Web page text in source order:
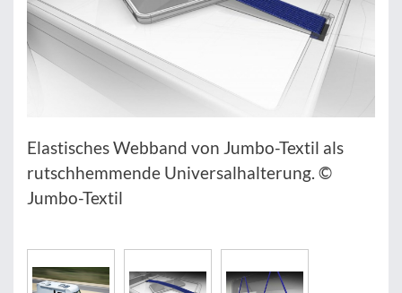
Elastisches Webband von Jumbo-Textil als
rutschhemmende Universalhalterung. ©
Jumbo-Textil